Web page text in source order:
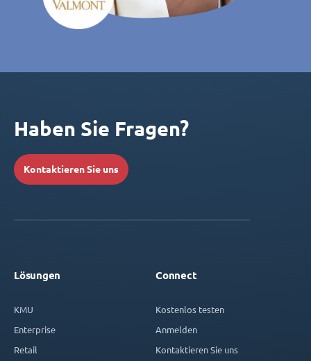
Haben Sie Fragen?
Kontaktieren Sie uns
Lösungen
KMU
Enterprise
Retail
Connect
Kostenlos testen
Anmelden
Kontaktieren Sie uns